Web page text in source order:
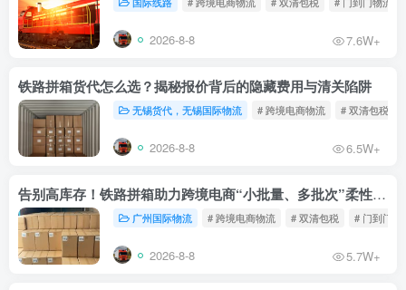
2026-8-8 7.6W+
铁路拼箱货代怎么选？揭秘报价背后的隐藏费用与清关陷阱
无锡货代，无锡国际物流 # 跨境电商物流 # 双清包税
2026-8-8 6.5W+
告别高库存！铁路拼箱助力跨境电商“小批量、多批次”柔性补货
广州国际物流 # 跨境电商物流 # 双清包税 # 门到门物
2026-8-8 5.7W+